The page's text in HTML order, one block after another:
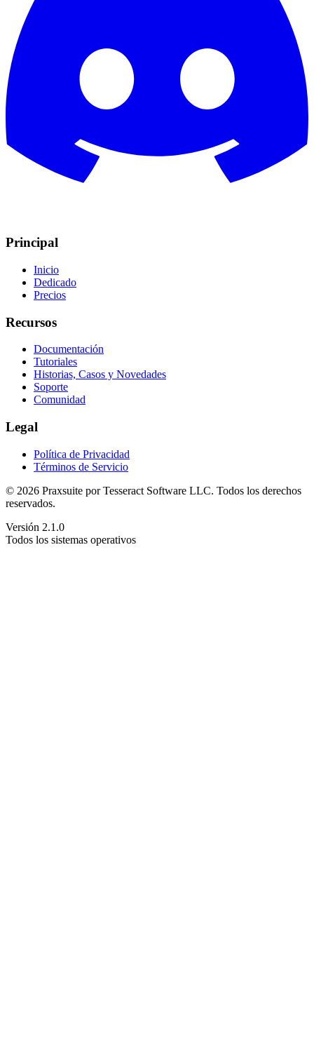
Principal
Inicio
Dedicado
Precios
Recursos
Documentación
Tutoriales
Historias, Casos y Novedades
Soporte
Comunidad
Legal
Política de Privacidad
Términos de Servicio
© 2026 Praxsuite por Tesseract Software LLC. Todos los derechos
reservados.
Versión 2.1.0
Todos los sistemas operativos